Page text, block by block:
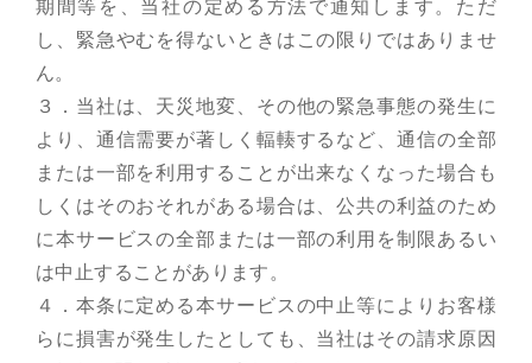
期間等を、当社の定める方法で通知します。ただ
し、緊急やむを得ないときはこの限りではありませ
ん。
３．当社は、天災地変、その他の緊急事態の発生に
より、通信需要が著しく輻輳するなど、通信の全部
または一部を利用することが出来なくなった場合も
しくはそのおそれがある場合は、公共の利益のため
に本サービスの全部または一部の利用を制限あるい
は中止することがあります。
４．本条に定める本サービスの中止等によりお客様
らに損害が発生したとしても、当社はその請求原因